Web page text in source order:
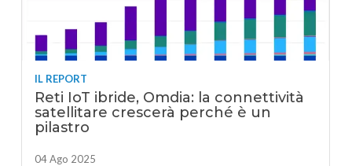
IL REPORT
Reti IoT ibride, Omdia: la connettività
satellitare crescerà perché è un
pilastro
04 Ago 2025